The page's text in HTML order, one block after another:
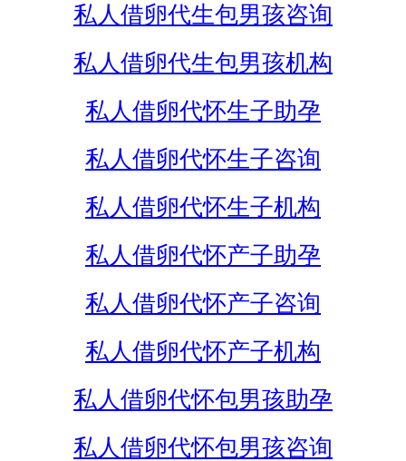
私人借卵代生包男孩咨询
私人借卵代生包男孩机构
私人借卵代怀生子助孕
私人借卵代怀生子咨询
私人借卵代怀生子机构
私人借卵代怀产子助孕
私人借卵代怀产子咨询
私人借卵代怀产子机构
私人借卵代怀包男孩助孕
私人借卵代怀包男孩咨询